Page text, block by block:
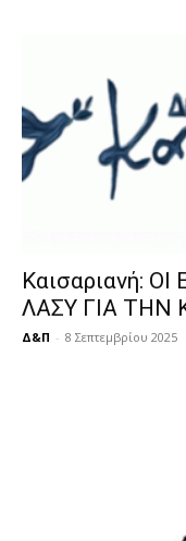
Καισαριανή:
ΛΑΣΥ ΓΙΑ
Δ&Π - 8 Σεπτεμβρίου 2025